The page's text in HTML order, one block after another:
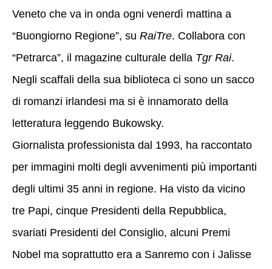
Veneto che va in onda ogni venerdì mattina a
“Buongiorno Regione”, su RaiTre. Collabora con
“Petrarca”, il magazine culturale della Tgr Rai.
Negli scaffali della sua biblioteca ci sono un sacco
di romanzi irlandesi ma si è innamorato della
letteratura leggendo Bukowsky.
Giornalista professionista dal 1993, ha raccontato
per immagini molti degli avvenimenti più importanti
degli ultimi 35 anni in regione. Ha visto da vicino
tre Papi, cinque Presidenti della Repubblica,
svariati Presidenti del Consiglio, alcuni Premi
Nobel ma soprattutto era a Sanremo con i Jalisse